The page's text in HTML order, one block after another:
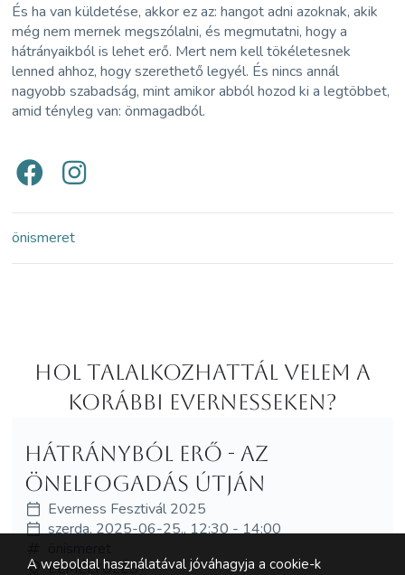
És ha van küldetése, akkor ez az: hangot adni azoknak, akik
még nem mernek megszólalni, és megmutatni, hogy a
hátrányaikból is lehet erő. Mert nem kell tökéletesnek
lenned ahhoz, hogy szerethető legyél. És nincs annál
nagyobb szabadság, mint amikor abból hozod ki a legtöbbet,
amid tényleg van: önmagadból.
önismeret
Hol Talalkozhattál velem a
korábbi Evernesseken?
Hátrányból erő - az
önelfogadás útján
Everness Fesztivál 2025
szerda, 2025-06-25., 12:30 - 14:00
ELMÉLYÜLÉS
A weboldal használatával jóváhagyja a cookie-k